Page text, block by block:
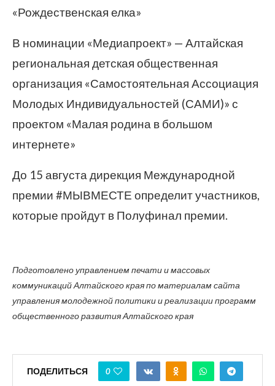
«Рождественская елка»
В номинации «Медиапроект» — Алтайская
региональная детская общественная
организация «Самостоятельная Ассоциация
Молодых Индивидуальностей (САМИ)» с
проектом «Малая родина в большом
интернете»
До 15 августа дирекция Международной
премии #МЫВМЕСТЕ определит участников,
которые пройдут в Полуфинал премии.
Подготовлено управлением печати и массовых
коммуникаций Алтайского края по материалам сайта
управления молодежной политики и реализации программ
общественного развития Алтайского края
ПОДЕЛИТЬСЯ 0